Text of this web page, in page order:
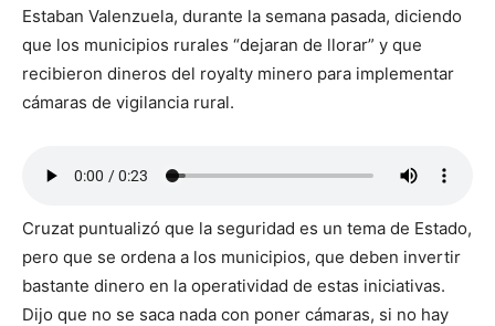
Estaban Valenzuela, durante la semana pasada, diciendo
que los municipios rurales “dejaran de llorar” y que
recibieron dineros del royalty minero para implementar
cámaras de vigilancia rural.
Cruzat puntualizó que la seguridad es un tema de Estado,
pero que se ordena a los municipios, que deben invertir
bastante dinero en la operatividad de estas iniciativas.
Dijo que no se saca nada con poner cámaras, si no hay